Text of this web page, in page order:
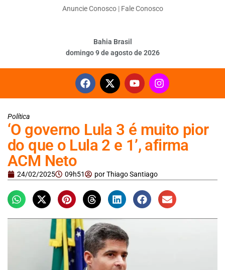
Anuncie Conosco| Fale Conosco
Bahia Brasil
domingo 9 de agosto de 2026
Política
‘O governo Lula 3 é muito pior
do que o Lula 2 e 1’, afirma
ACM Neto
24/02/2025 09h51 porThiago Santiago